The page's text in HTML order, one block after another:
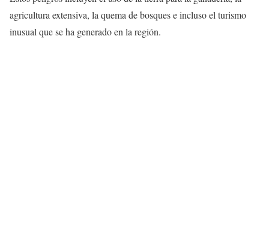
agricultura extensiva, la quema de bosques e incluso el turismo
inusual que se ha generado en la región.